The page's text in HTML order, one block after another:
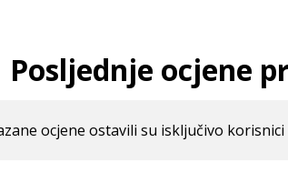
Posljednje ocjene
ocjene ostavili su isključivo